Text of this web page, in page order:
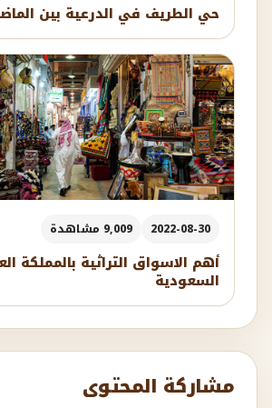
حي الطريف في الدرعية بين
2022-08-30 9,009 مشاهدة
أهم الاسواق التراثية بالمملكة
السعودية
مشاركة المحتوى